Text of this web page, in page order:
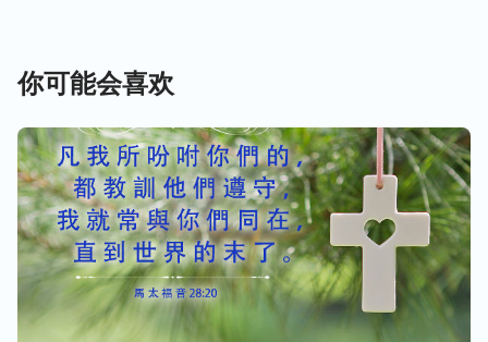
你可能会喜欢